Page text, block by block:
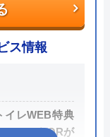
情報
ス情報
イレWEB特典
アレストQRが